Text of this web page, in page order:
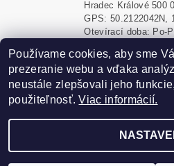
Hradec Králové 500
GPS: 50.2122042N,
Otevírací doba: Po-
Shoptet.sk
Vytvoril
Používame cookies, aby sme
prezeranie webu a vďaka
neustále zlepšovali jeho
použiteľnosť.Viac informácií.